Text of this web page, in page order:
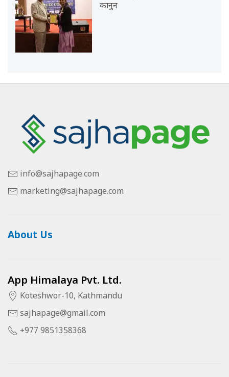
कानुन
info@sajhapage.com
marketing@sajhapage.com
About Us
App Himalaya Pvt. Ltd.
Koteshwor-10, Kathmandu
sajhapage@gmail.com
+977 9851358368